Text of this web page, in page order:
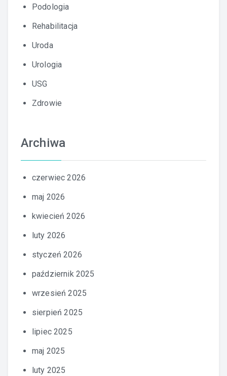
Podologia
Rehabilitacja
Uroda
Urologia
USG
Zdrowie
Archiwa
czerwiec 2026
maj 2026
kwiecień 2026
luty 2026
styczeń 2026
październik 2025
wrzesień 2025
sierpień 2025
lipiec 2025
maj 2025
luty 2025